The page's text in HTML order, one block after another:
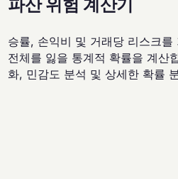
승률, 손익비 및 거래당 리스크를
전체를 잃을 통계적 확률을 계산
화, 민감도 분석 및 상세한 확률